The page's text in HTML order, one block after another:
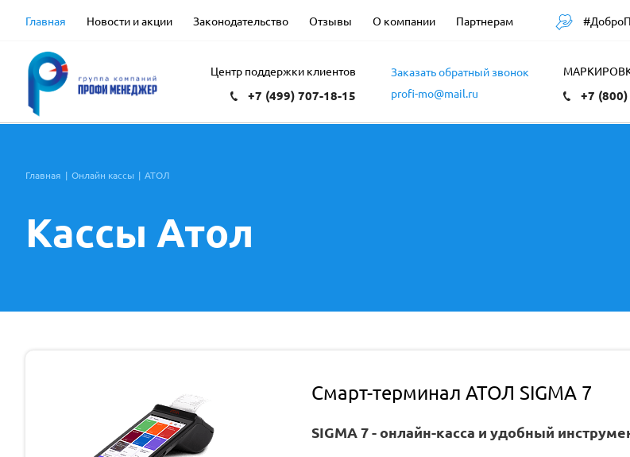
Главная Новости и акции Законодательство Отзывы О компании Партнерам
Центр поддержки клиентов
+7 (499) 707-18-15
Заказать обратный звонок
profi-mo@mail.ru
+7
Главная | Онлайн кассы | АТОЛ
Кассы Атол
Смарт-терминал АТОЛ SIGMA 7
SIGMA 7 - онлайн-касса и удобный